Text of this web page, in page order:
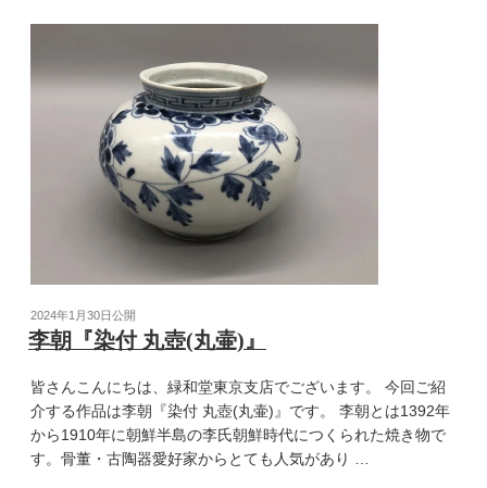
2024年1月30日公開
李朝『染付 丸壺(丸壷)』
皆さんこんにちは、緑和堂東京支店でございます。 今回ご紹
介する作品は李朝『染付 丸壺(丸壷)』です。 李朝とは1392年
から1910年に朝鮮半島の李氏朝鮮時代につくられた焼き物で
す。骨董・古陶器愛好家からとても人気があり …